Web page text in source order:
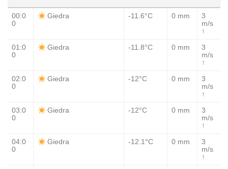
00:0
0
Giedra -11.6°C 0 mm
3
m/s
↑
01:0
0
Giedra -11.8°C 0 mm
3
m/s
↑
02:0
0
Giedra -12°C 0 mm
3
m/s
↑
03:0
0
Giedra -12°C 0 mm
3
m/s
↑
04:0
0
Giedra -12.1°C 0 mm
3
m/s
↑